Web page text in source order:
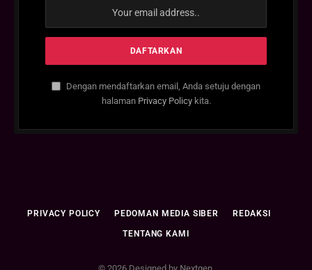
Dengan mendaftarkan email, Anda setuju dengan
halaman Privacy Policykita.
PRIVACY POLICY PEDOMAN MEDIA SIBER REDAKSI
TENTANG KAMI